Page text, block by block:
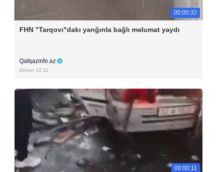
00:00:32
FHN "Tarqovı"dakı yanğınla bağlı məlumat yaydı
Qafqazinfo.az
Dünən 12:11
00:00:11